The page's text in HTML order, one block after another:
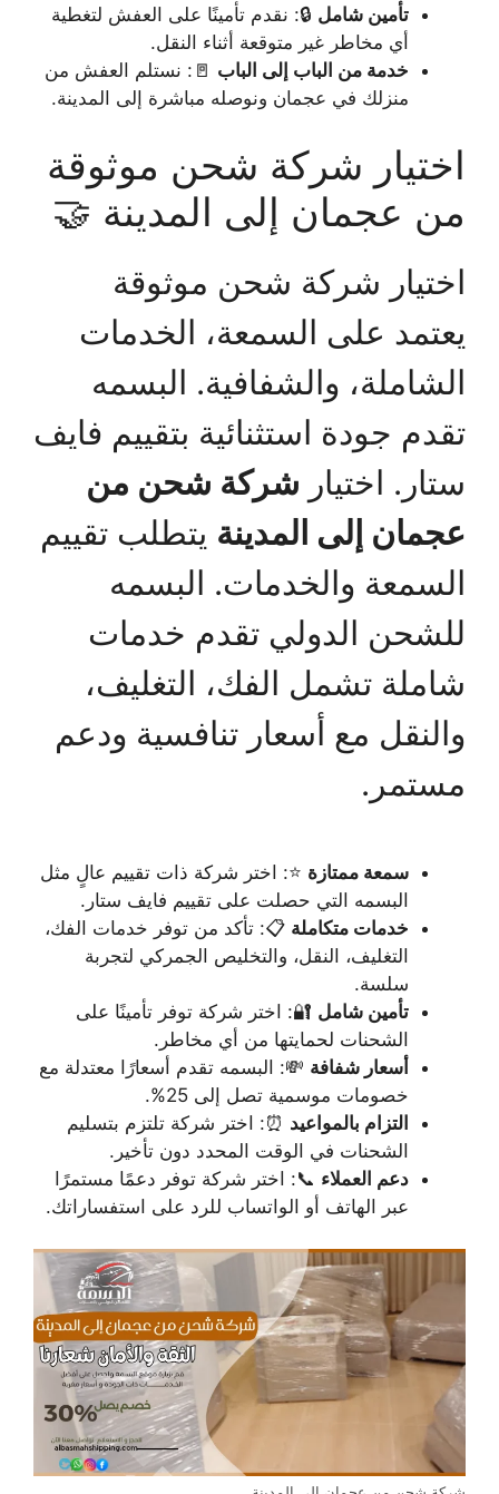
تأمين شامل 🔒: نقدم تأمينًا على العفش لتغطية
أي مخاطر غير متوقعة أثناء النقل.
خدمة من الباب إلى الباب 🚪: نستلم العفش من
منزلك في عجمان ونوصله مباشرة إلى المدينة.
اختيار شركة شحن موثوقة
من عجمان إلى المدينة 🤝
اختيار شركة شحن موثوقة
يعتمد على السمعة، الخدمات
الشاملة، والشفافية. البسمه
تقدم جودة استثنائية بتقييم فايف
ستار. اختيار شركة شحن من
عجمان إلى المدينة يتطلب تقييم
السمعة والخدمات. البسمه
للشحن الدولي تقدم خدمات
شاملة تشمل الفك، التغليف،
والنقل مع أسعار تنافسية ودعم
مستمر.
سمعة ممتازة ⭐: اختر شركة ذات تقييم عالٍ مثل
البسمه التي حصلت على تقييم فايف ستار.
خدمات متكاملة 📋: تأكد من توفر خدمات الفك،
التغليف، النقل، والتخليص الجمركي لتجربة
سلسة.
تأمين شامل 🔐: اختر شركة توفر تأمينًا على
الشحنات لحمايتها من أي مخاطر.
أسعار شفافة 💸: البسمه تقدم أسعارًا معتدلة مع
خصومات موسمية تصل إلى 25%.
التزام بالمواعيد ⏰: اختر شركة تلتزم بتسليم
الشحنات في الوقت المحدد دون تأخير.
دعم العملاء 📞: اختر شركة توفر دعمًا مستمرًا
عبر الهاتف أو الواتساب للرد على استفساراتك.